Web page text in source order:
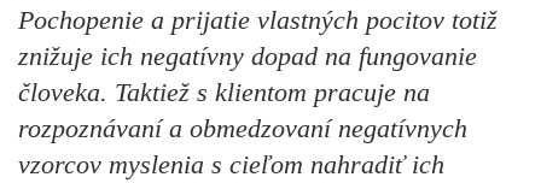
Pochopenie a prijatie vlastných pocitov totiž
znižuje ich negatívny dopad na fungovanie
človeka. Taktiež s klientom pracuje na
rozpoznávaní a obmedzovaní negatívnych
vzorcov myslenia s cieľom nahradiť ich